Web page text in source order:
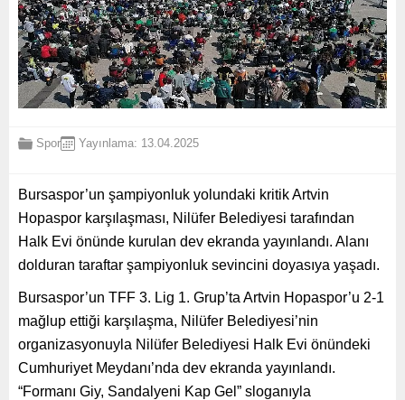
Spor Yayınlama: 13.04.2025
Bursaspor’un şampiyonluk yolundaki kritik Artvin
Hopaspor karşılaşması, Nilüfer Belediyesi tarafından
Halk Evi önünde kurulan dev ekranda yayınlandı. Alanı
dolduran taraftar şampiyonluk sevincini doyasıya yaşadı.
Bursaspor’un TFF 3. Lig 1. Grup’ta Artvin Hopaspor’u 2-1
mağlup ettiği karşılaşma, Nilüfer Belediyesi’nin
organizasyonuyla Nilüfer Belediyesi Halk Evi önündeki
Cumhuriyet Meydanı’nda dev ekranda yayınlandı.
“Formanı Giy, Sandalyeni Kap Gel” sloganıyla